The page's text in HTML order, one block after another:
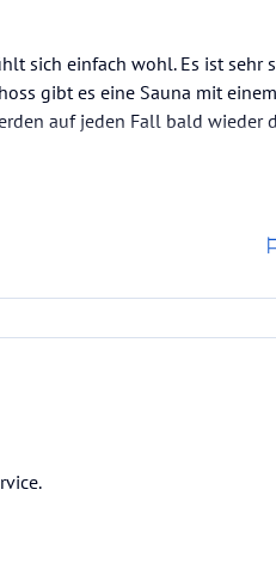
sich einfach wohl. Es ist sehr
gibt es eine Sauna mit einem
auf jeden Fall bald wieder